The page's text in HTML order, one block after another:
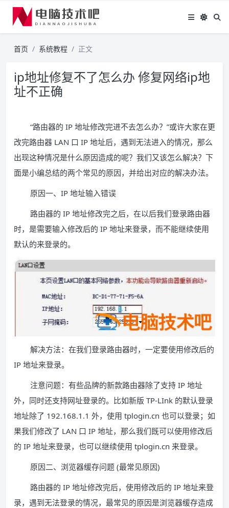
首页 系统教程 正文
ip地址修复不了怎么办 修复网络ip地
址不正确
“路由器的 IP 地址修改完进不去怎么办？”或许大家在更
改完路由器 LAN 口 IP 地址后，遇到无法进入的情况，那么
出现这种情况是什么原因造成的呢？我们又该怎么解决？下
面是小编总结的两个常见的原因，并给出对应的解决办法。
原因一、IP 地址输入错误
路由器的 IP 地址修改完之后，在以后我们登录路由器
时，是需要输入修改后的 IP 地址来登录，而不能继续使用
默认的来登录的。
解决方法：在我们登录路由器时，一定要使用修改后的
IP 地址来登录。
注意问题：有些品牌的新款路由器除了支持 IP 地址
外，同时还支持网址登录的。比如新版 TP-LInk 的默认登录
地址除了 192.168.1.1 外，使用 tplogin.cn 也可以登录；如
果我们修改了 LAN 口 IP 地址，那么我们既可以使用修改后
的 IP 地址来登录，也可以继续使用 tplogin.cn 来登录。
原因二、浏览器缓存问题 (最常见原因)
路由器的 IP 地址修改完后，使用修改后的 IP 地址来登
录，遇到无法登录的情况，最常见的原因是浏览器缓存造成